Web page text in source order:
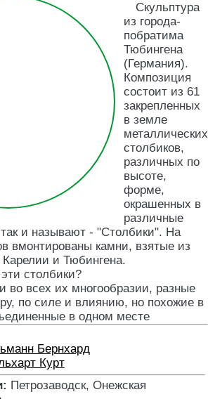
Скульптура
из города-
побратима
Тюбингена
(Германия).
Композиция
состоит из 61
закрепленных
в земле
металлических
столбиков,
различных по
высоте,
форме,
окрашенных в
различные
и называют - "Столбики". На
вмонтированы камни, взятые из
и Тюбингена.
столбики?
всех их многообразии, разные
по силе и влиянию, но похожие в
в одном месте
Бернхард
Курт
Петрозаводск, Онежская